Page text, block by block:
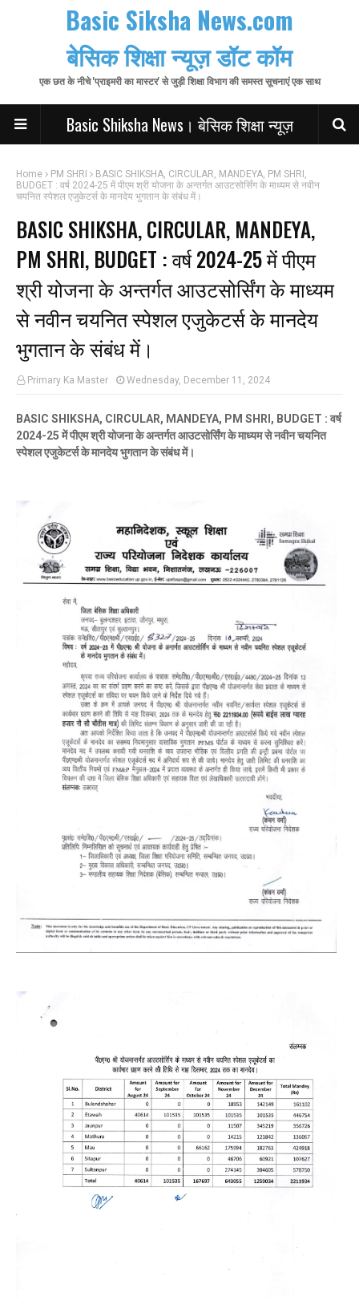
Basic Siksha News.com
बेसिक शिक्षा न्यूज़ डॉट कॉम
एक छत के नीचे 'प्राइमरी का मास्टर' से जुड़ी शिक्षा विभाग की समस्त सूचनाएं एक साथ
Basic Shiksha News। बेसिक शिक्षा न्यूज़
Home PM SHRI
BASIC SHIKSHA, CIRCULAR, MANDEYA, PM SHRI,
BUDGET : वर्ष 2024-25 में पीएम श्री योजना के अन्तर्गत आउटसोर्सिंग के माध्यम से नवीन
चयनित स्पेशल एजुकेटर्स के मानदेय भुगतान के संबंध में।
BASIC SHIKSHA, CIRCULAR, MANDEYA,
PM SHRI, BUDGET : वर्ष 2024-25 में पीएम
श्री योजना के अन्तर्गत आउटसोर्सिंग के माध्यम
से नवीन चयनित स्पेशल एजुकेटर्स के मानदेय
भुगतान के संबंध में।
Primary Ka Master Wednesday, December 11, 2024
BASIC SHIKSHA, CIRCULAR, MANDEYA, PM SHRI, BUDGET : वर्ष
2024-25 में पीएम श्री योजना के अन्तर्गत आउटसोर्सिंग के माध्यम से नवीन चयनित
स्पेशल एजुकेटर्स के मानदेय भुगतान के संबंध में।